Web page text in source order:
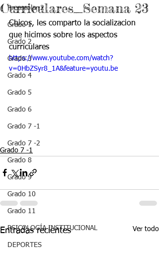
Preescolar 2
Grado 1
Grado 2
Grado 3
Grado 4
Grado 5
Grado 6
Grado 7 -1
Grado 7 -2
Grado 8
Grado 9
Grado 10
Grado 11
PSICOLOGÍA INSTITUCIONAL
DEPORTES
Curriculares_Semana 23
Chicos, les comparto la socializacion
que hicimos sobre los aspectos
curriculares
https://www.youtube.com/watch?
v=0HbZSyr8_1A&feature=youtu.be
Grado 7 -1
Entradas recientes Ver todo